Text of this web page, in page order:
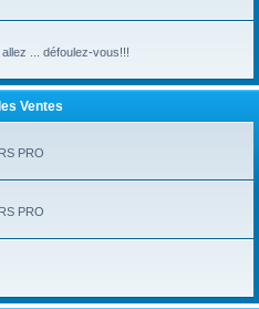
... défoulez-vous!!!
Ventes
PRO
PRO